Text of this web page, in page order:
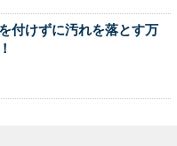
付けずに汚れを落とす万